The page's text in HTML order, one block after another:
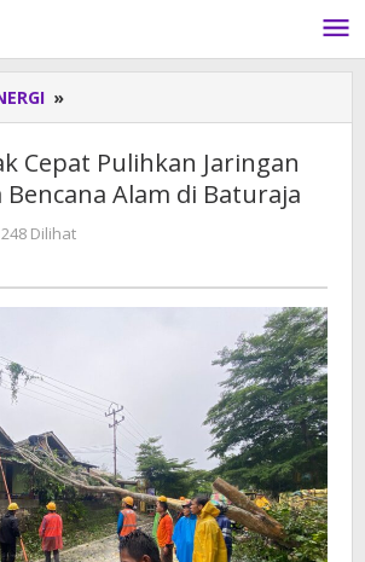
»
Bergerak
Pulihkan
Jaringan
Listrik
Cepat Pulihkan Jaringan
Bencana Alam di Baturaja
Dilihat